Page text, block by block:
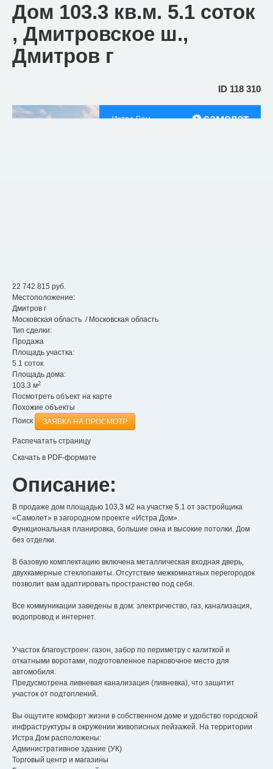
Дом 103.3 кв.м. 5.1 соток
, Дмитровское ш.,
Дмитров г
ID 118 310
22 742 815 руб.
Местоположение:
Дмитров г
Московская область / Московская область
Тип сделки:
Продажа
Площадь участка:
5.1 соток
Площадь дома:
103.3 м2
Посмотреть объект на карте
Похожие объекты
Поиск
ЗАЯВКА НА ПРОСМОТР
Распечатать страницу
Скачать в PDF-формате
Описание:
В продаже дом площадью 103,3 м2 на участке 5.1 от застройщика
«Самолет» в загородном проекте «Истра Дом».
Функциональная планировка, большие окна и высокие потолки. Дом
без отделки.
В базовую комплектацию включена металлическая входная дверь,
двухкамерные стеклопакеты. Отсутствие межкомнатных перегородок
позволит вам адаптировать пространство под себя.
Все коммуникации заведены в дом: электричество, газ, канализация,
водопровод и интернет.
Участок благоустроен: газон, забор по периметру с калиткой и
откатными воротами, подготовленное парковочное место для
автомобиля.
Предусмотрена ливневая канализация (ливневка), что защитит
участок от подтоплений.
Вы ощутите комфорт жизни в собственном доме и удобство городской
инфраструктуры в окружении живописных пейзажей. На территории
Истра Дом расположены:
Административное здание (УК)
Торговый центр и магазины